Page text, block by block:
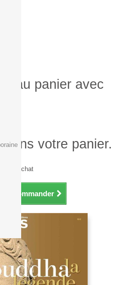
au panier avec
votre panier.
29€ d'achat
Commander